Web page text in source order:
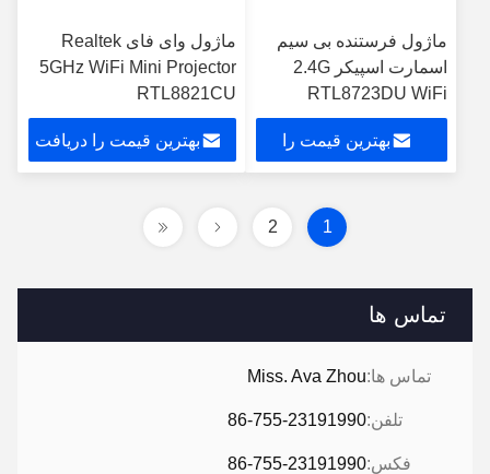
تماس ها
تماس ها:Miss. Ava Zhou
تلفن:86-755-23191990
فکس:86-755-23191990
ماژول فرستنده بی سیم
اسمارت اسپیکر 2.4G
RTL8723DU WiFi
Bluetooth Chip
بهترین قیمت را
ماژول وای فای Realtek
5GHz WiFi Mini Projector
RTL8821CU
بهترین قیمت را دریافت
1
2